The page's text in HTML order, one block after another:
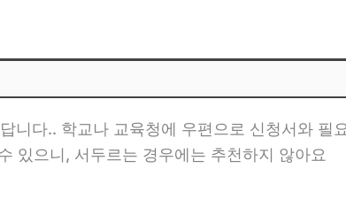
니다.. 학교나 교육청에 우편으로 신청서와 필
있으니, 서두르는 경우에는 추천하지 않아요